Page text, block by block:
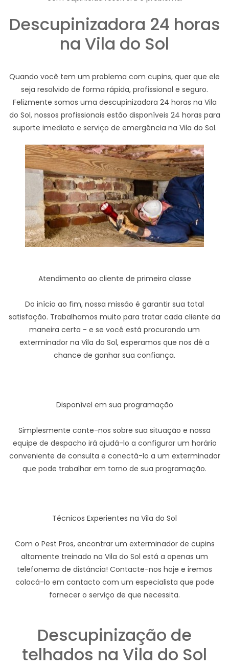
Descupinizadora 24 horas
na Vila do Sol
Quando você tem um problema com cupins, quer que ele
seja resolvido de forma rápida, profissional e seguro.
Felizmente somos uma descupinizadora 24 horas na Vila
do Sol, nossos profissionais estão disponíveis 24 horas para
suporte imediato e serviço de emergência na Vila do Sol.
Atendimento ao cliente de primeira classe
Do início ao fim, nossa missão é garantir sua total
satisfação. Trabalhamos muito para tratar cada cliente da
maneira certa - e se você está procurando um
exterminador na Vila do Sol, esperamos que nos dê a
chance de ganhar sua confiança.
Disponível em sua programação
Simplesmente conte-nos sobre sua situação e nossa
equipe de despacho irá ajudá-lo a configurar um horário
conveniente de consulta e conectá-lo a um exterminador
que pode trabalhar em torno de sua programação.
Técnicos Experientes na Vila do Sol
Com o Pest Pros, encontrar um exterminador de cupins
altamente treinado na Vila do Sol está a apenas um
telefonema de distância! Contacte-nos hoje e iremos
colocá-lo em contacto com um especialista que pode
fornecer o serviço de que necessita.
Descupinização de
telhados na Vila do Sol